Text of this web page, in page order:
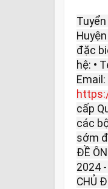
đặc
hệ: •
cấp
các
sớm
ĐỀ
2024 -
CHỦ